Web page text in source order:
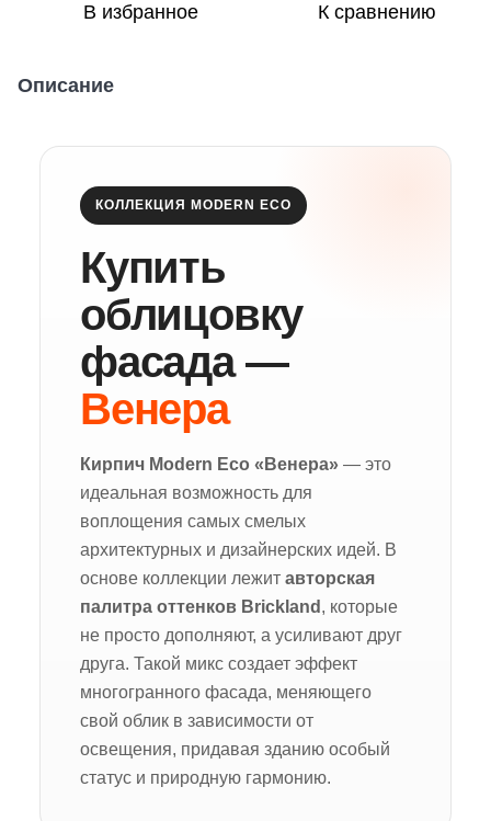
В избранное К сравнению
Описание
КОЛЛЕКЦИЯ MODERN ECO
Купить
облицовку
фасада —
Венера
Кирпич Modern Eco «Венера» — это
идеальная возможность для
воплощения самых смелых
архитектурных и дизайнерских идей. В
основе коллекции лежит авторская
палитра оттенков Brickland , которые
не просто дополняют, а усиливают друг
друга. Такой микс создает эффект
многогранного фасада, меняющего
свой облик в зависимости от
освещения, придавая зданию особый
статус и природную гармонию.